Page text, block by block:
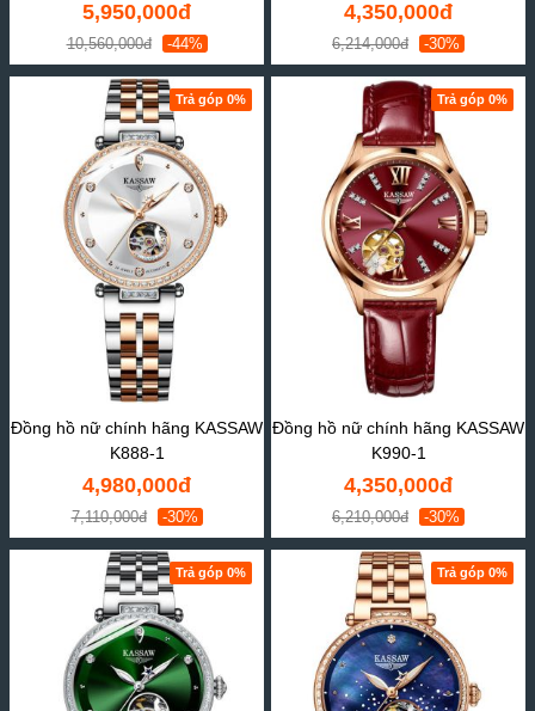
mỏng)
5,950,000đ
10,560,000đ -44%
4,350,000đ
6,214,000đ -30%
Trả góp 0%
Đồng hồ nữ chính hãng KASSAW
K888-1
4,980,000đ
7,110,000đ -30%
Trả góp 0%
Đồng hồ nữ chính hãng KASSAW
K990-1
4,350,000đ
6,210,000đ -30%
Trả góp 0% Trả góp 0%